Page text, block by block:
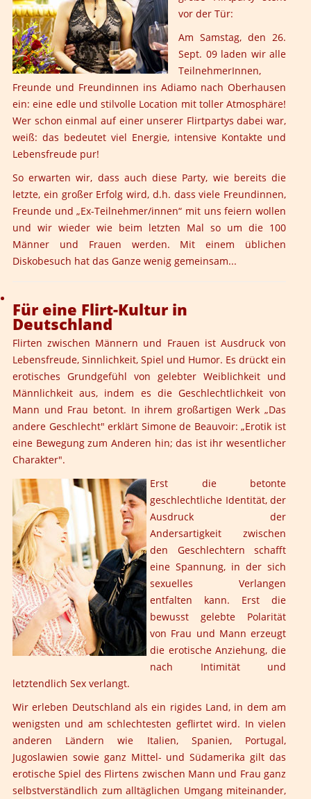
vor der Tür:
Am Samstag, den 26.
Sept. 09 laden wir alle
TeilnehmerInnen,
Freunde und Freundinnen ins Adiamo nach Oberhausen
ein: eine edle und stilvolle Location mit toller Atmosphäre!
Wer schon einmal auf einer unserer Flirtpartys dabei war,
weiß: das bedeutet viel Energie, intensive Kontakte und
Lebensfreude pur!
So erwarten wir, dass auch diese Party, wie bereits die
letzte, ein großer Erfolg wird, d.h. dass viele Freundinnen,
Freunde und „Ex-Teilnehmer/innen“ mit uns feiern wollen
und wir wieder wie beim letzten Mal so um die 100
Männer und Frauen werden. Mit einem üblichen
Diskobesuch hat das Ganze wenig gemeinsam...
Für eine Flirt-Kultur in
Deutschland
Flirten zwischen Männern und Frauen ist Ausdruck von
Lebensfreude, Sinnlichkeit, Spiel und Humor. Es drückt ein
erotisches Grundgefühl von gelebter Weiblichkeit und
Männlichkeit aus, indem es die Geschlechtlichkeit von
Mann und Frau betont. In ihrem großartigen Werk „Das
andere Geschlecht" erklärt Simone de Beauvoir: „Erotik ist
eine Bewegung zum Anderen hin; das ist ihr wesentlicher
Charakter".
Erst die betonte
geschlechtliche Identität, der
Ausdruck der
Andersartigkeit zwischen
den Geschlechtern schafft
eine Spannung, in der sich
sexuelles Verlangen
entfalten kann. Erst die
bewusst gelebte Polarität
von Frau und Mann erzeugt
die erotische Anziehung, die
nach Intimität und
letztendlich Sex verlangt.
Wir erleben Deutschland als ein rigides Land, in dem am
wenigsten und am schlechtesten geflirtet wird. In vielen
anderen Ländern wie Italien, Spanien, Portugal,
Jugoslawien sowie ganz Mittel- und Südamerika gilt das
erotische Spiel des Flirtens zwischen Mann und Frau ganz
selbstverständlich zum alltäglichen Umgang miteinander,